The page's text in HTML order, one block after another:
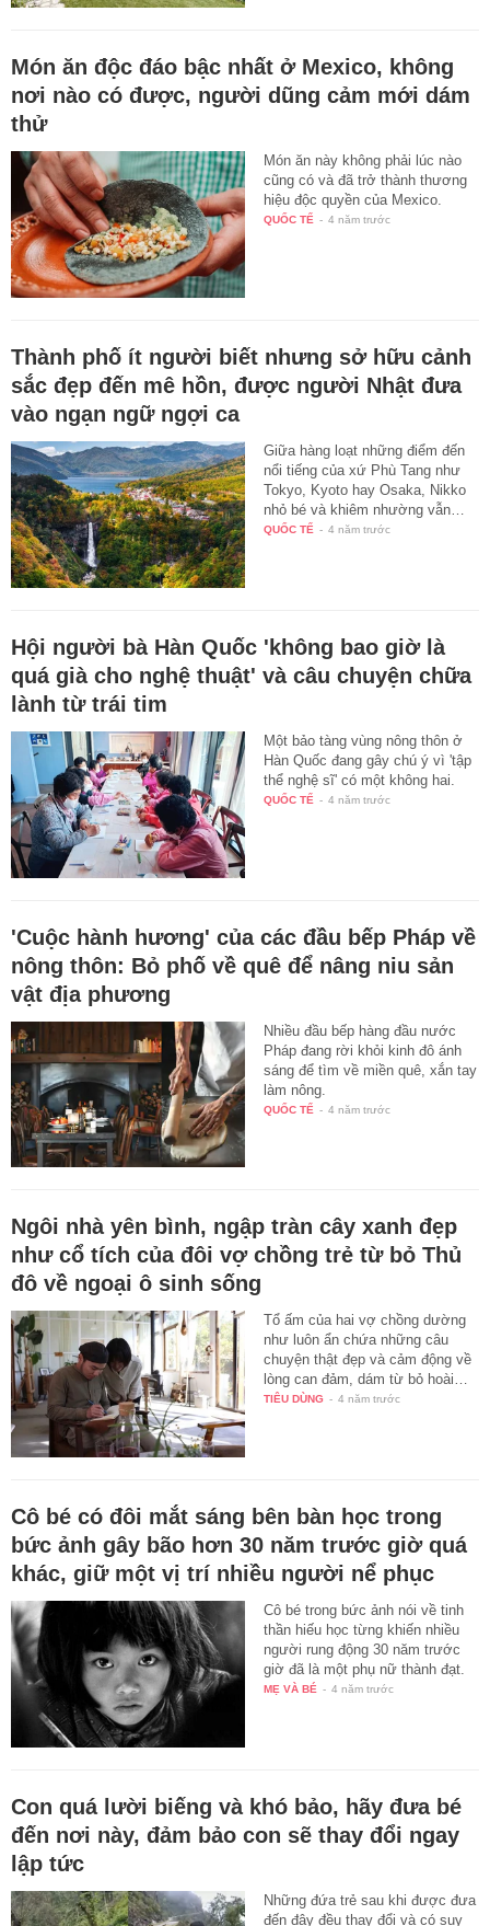
Món ăn độc đáo bậc nhất ở Mexico, không
nơi nào có được, người dũng cảm mới dám
thử
Món ăn này không phải lúc nào
cũng có và đã trở thành thương
hiệu độc quyền của Mexico.
QUỐC TẾ - 4 năm trước
Thành phố ít người biết nhưng sở hữu cảnh
sắc đẹp đến mê hồn, được người Nhật đưa
vào ngạn ngữ ngợi ca
Giữa hàng loạt những điểm đến
nổi tiếng của xứ Phù Tang như
Tokyo, Kyoto hay Osaka, Nikko
nhỏ bé và khiêm nhường vẫn…
QUỐC TẾ - 4 năm trước
Hội người bà Hàn Quốc 'không bao giờ là
quá già cho nghệ thuật' và câu chuyện chữa
lành từ trái tim
Một bảo tàng vùng nông thôn ở
Hàn Quốc đang gây chú ý vì 'tập
thể nghệ sĩ' có một không hai.
QUỐC TẾ - 4 năm trước
'Cuộc hành hương' của các đầu bếp Pháp về
nông thôn: Bỏ phố về quê để nâng niu sản
vật địa phương
Nhiều đầu bếp hàng đầu nước
Pháp đang rời khỏi kinh đô ánh
sáng để tìm về miền quê, xắn tay
làm nông.
QUỐC TẾ - 4 năm trước
Ngôi nhà yên bình, ngập tràn cây xanh đẹp
như cổ tích của đôi vợ chồng trẻ từ bỏ Thủ
đô về ngoại ô sinh sống
Tổ ấm của hai vợ chồng dường
như luôn ẩn chứa những câu
chuyện thật đẹp và cảm động về
lòng can đảm, dám từ bỏ hoài…
TIÊU DÙNG - 4 năm trước
Cô bé có đôi mắt sáng bên bàn học trong
bức ảnh gây bão hơn 30 năm trước giờ quá
khác, giữ một vị trí nhiều người nể phục
Cô bé trong bức ảnh nói về tinh
thần hiếu học từng khiến nhiều
người rung động 30 năm trước
giờ đã là một phụ nữ thành đạt.
MẸ VÀ BÉ - 4 năm trước
Con quá lười biếng và khó bảo, hãy đưa bé
đến nơi này, đảm bảo con sẽ thay đổi ngay
lập tức
Những đứa trẻ sau khi được đưa
đến đây đều thay đổi và có suy